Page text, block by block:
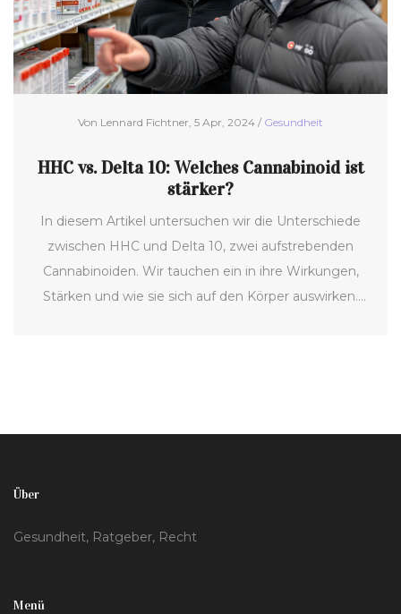
Von Lennard Fichtner, 5 Apr, 2024 / Gesundheit
HHC vs. Delta 10: Welches Cannabinoid ist
stärker?
In diesem Artikel untersuchen wir die Unterschiede
zwischen HHC und Delta 10, zwei aufstrebenden
Cannabinoiden. Wir tauchen ein in ihre Wirkungen,
Stärken und wie sie sich auf den Körper auswirken.
Über
Gesundheit, Ratgeber, Recht
Menü